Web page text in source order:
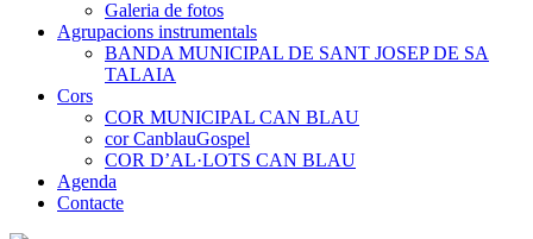
Galeria de fotos
Agrupacions instrumentals
BANDA MUNICIPAL DE SANT JOSEP DE SA
TALAIA
Cors
COR MUNICIPAL CAN BLAU
cor CanblauGospel
COR D’AL·LOTS CAN BLAU
Agenda
Contacte